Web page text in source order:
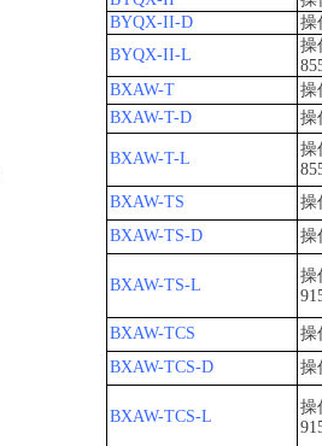
BYQX-II-D
操
BYQX-II-L
操
BXAW-T
操
BXAW-T-D
操
BXAW-T-L
操
BXAW-TS
操
BXAW-TS-D
操
BXAW-TS-L
操
BXAW-TCS
操
BXAW-TCS-D
操
BXAW-TCS-L
操